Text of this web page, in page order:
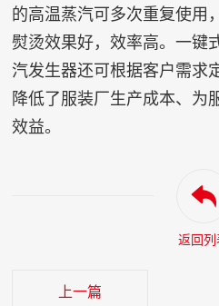
的高温蒸汽可多次重复使用
熨烫效果好，效率高。一键
汽发生器还可根据客户需求
降低了服装厂生产成本、为
效益。
返回列
上一篇